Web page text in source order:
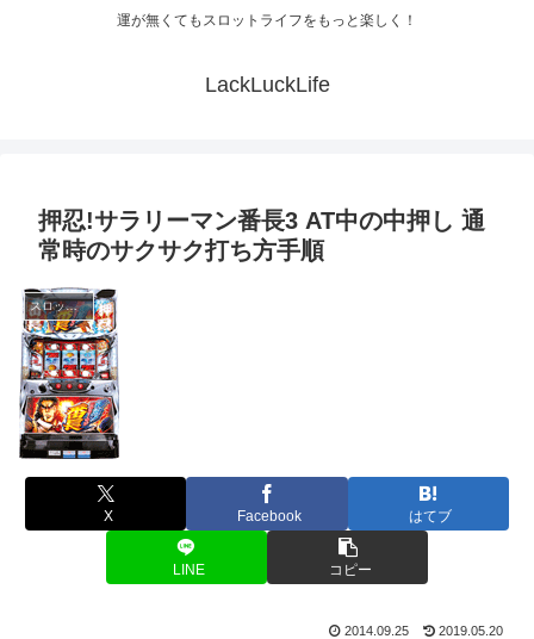
運が無くてもスロットライフをもっと楽しく！
LackLuckLife
押忍!サラリーマン番長3 AT中の中押し 通
常時のサクサク打ち方手順
スロット解析
X Facebook はてブ
LINE コピー
2014.09.25 2019.05.20